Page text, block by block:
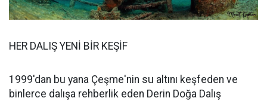
HER DALIŞ YENİ BİR KEŞİF
1999'dan bu yana Çeşme'nin su altını keşfeden ve
binlerce dalışa rehberlik eden Derin Doğa Dalış